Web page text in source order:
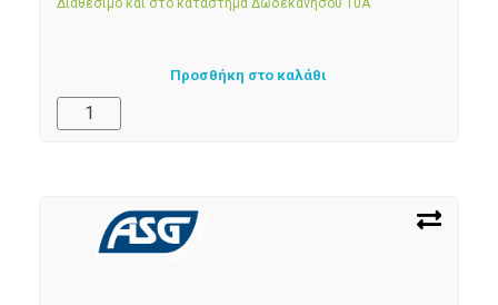
Διαθέσιμο και στο κατάστημα Δωδεκανήσου 10Α
Προσθήκη στο καλάθι